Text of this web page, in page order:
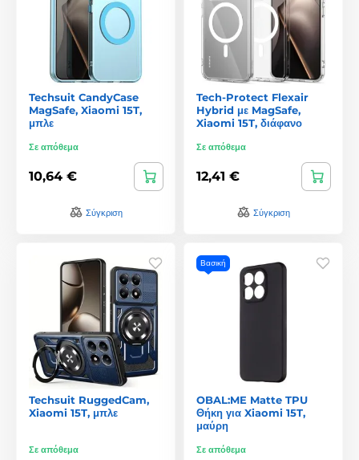
Techsuit CandyCase
MagSafe, Xiaomi 15T,
μπλε
Σε απόθεμα
10,64 €
Σύγκριση
Tech-Protect Flexair
Hybrid με MagSafe,
Xiaomi 15T, διάφανο
Σε απόθεμα
12,41 €
Σύγκριση
Techsuit RuggedCam,
Xiaomi 15T, μπλε
Σε απόθεμα
Βασική
OBAL:ME Matte TPU
Θήκη για Xiaomi 15T,
μαύρη
Σε απόθεμα